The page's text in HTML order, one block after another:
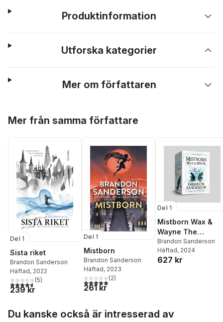
Produktinformation
Utforska kategorier
Mer om författaren
Mer från samma författare
Del 1
Sista riket
Brandon Sanderson
Häftad, 2022
4,6utav 5 stjärnor. Totalt antal röster:
(5)
239 kr
Del 1
Mistborn
Brandon Sanderson
Häftad, 2023
5,0utav 5 stjärnor. Totalt antal röster:
(2)
261 kr
Del 1
Mistborn Wax &
Wayne The
Complete Series
Brandon Sanderson
Häftad, 2024
627 kr
Du kanske också är intresserad av